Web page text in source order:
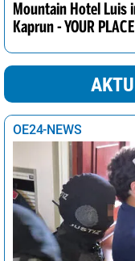
Mountain Hotel Luis
Kaprun - YOUR
OE24-NEWS